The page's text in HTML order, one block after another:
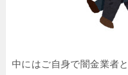
中にはご自身で闇金業者